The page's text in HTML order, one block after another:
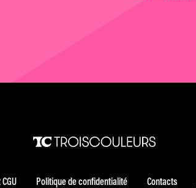
Politique de confidentialité Contacts